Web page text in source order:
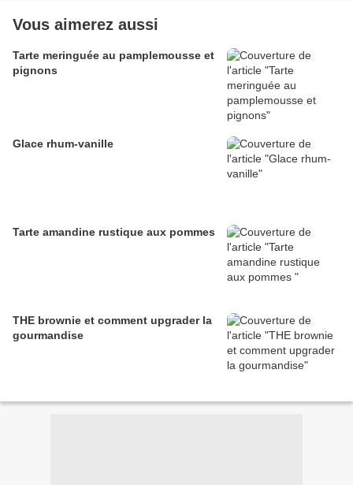
Vous aimerez aussi
Tarte meringuée au pamplemousse et
pignons
Glace rhum-vanille
Tarte amandine rustique aux pommes
THE brownie et comment upgrader la
gourmandise